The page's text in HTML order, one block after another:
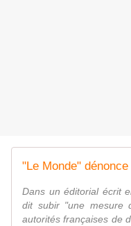
Dans un éditorial écrit
dit subir "une mesure
autorités françaises de